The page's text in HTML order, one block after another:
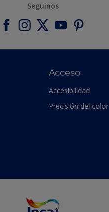
Seguinos
Acceso
Accesibilidad
Precisión del color